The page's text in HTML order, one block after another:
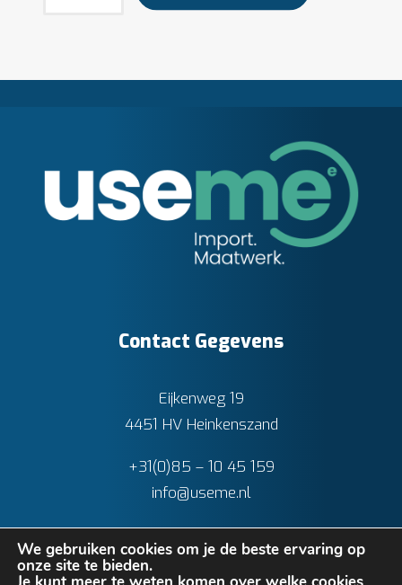
Contact Gegevens
Eijkenweg 19
4451 HV Heinkenszand
+31(0)85 – 10 45 159
info@useme.nl
We gebruiken cookies om je de beste ervaring op
onze site te bieden.